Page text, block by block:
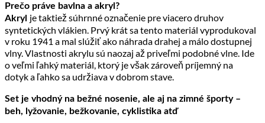
Prečo práve bavlna a akryl?
Akryl je taktiež súhrnné označenie pre viacero druhov
syntetických vlákien. Prvý krát sa tento materiál vyprodukoval
v roku 1941 a mal slúžiť ako náhrada drahej a málo dostupnej
vlny. Vlastnosti akrylu sú naozaj až priveľmi podobné vlne. Ide
o veľmi ľahký materiál, ktorý je však zároveň príjemný na
dotyk a ľahko sa udržiava v dobrom stave.
Set je vhodný na bežné nosenie, ale aj na zimné športy –
beh, lyžovanie, bežkovanie, cyklistika atď